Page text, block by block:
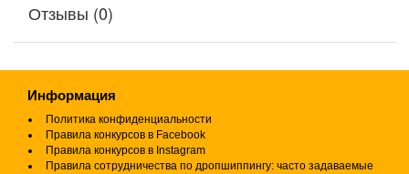
Отзывы (0)
Информация
Политика конфиденциальности
Правила конкурсов в Facebook
Правила конкурсов в Instagram
Правила сотрудничества по дропшиппингу: часто задаваемые